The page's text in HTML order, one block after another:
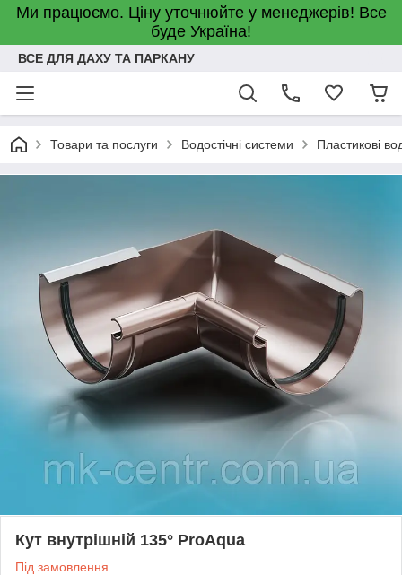
Ми працюємо. Ціну уточнюйте у менеджерів! Все
буде Україна!
ВСЕ ДЛЯ ДАХУ ТА ПАРКАНУ
Товари та послуги Водостічні системи Пластикові
Кут внутрішній 135° ProAqua
Під замовлення